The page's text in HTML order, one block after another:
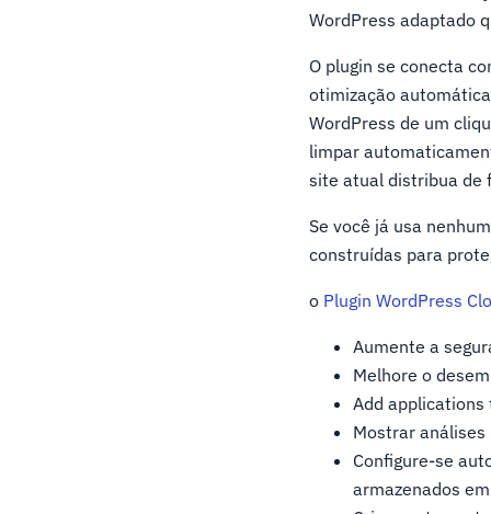
WordPress adaptado
O plugin se conecta
otimização
WordPress de um
limpar
site atual distribua de
Se você já usa
construídas para
o Plugin WordPress
Aumente a
Melhore o
Add
Mostrar
Configure-se
armazenados